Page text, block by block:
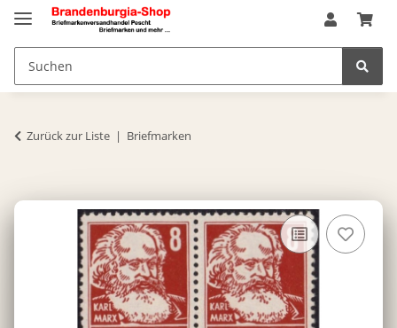
Zurück zur Liste Briefmarken